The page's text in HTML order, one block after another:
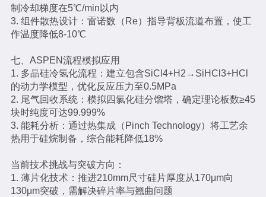
制冷却梯度在5℃/min以内
3. 组件散热设计：雷诺数（Re）指导背板流道布置，使工
作温度降低8-10℃
七、ASPEN流程模拟应用
1. 多晶硅冷氢化流程：建立包含SiCl4+H2→SiHCl3+HCl
的动力学模型，优化反应压力至0.5MPa
2. 尾气回收系统：模拟四氯化硅分馏塔，确定理论板数≥45
块时纯度可达99.999%
3. 能耗分析：通过热集成（Pinch Technology）将工艺余
热用于硅烷制备，综合能耗降低18%
当前技术挑战与突破方向：
1. 薄片化技术：推进210mm尺寸硅片厚度从170μm向
130μm突破，需解决碎片率与翘曲问题